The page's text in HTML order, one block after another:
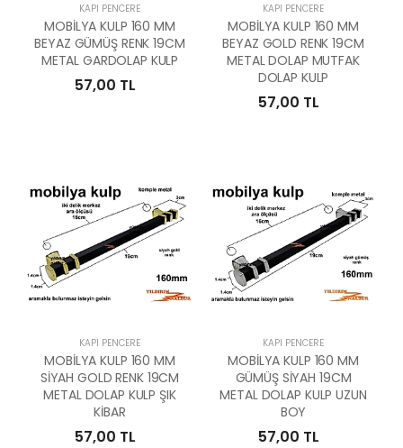
KAPI PENCERE
MOBİLYA KULP 160 MM
BEYAZ GÜMÜŞ RENK 19CM
METAL GARDOLAP KULP
57,00 TL
KAPI PENCERE
MOBİLYA KULP 160 MM
BEYAZ GOLD RENK 19CM
METAL DOLAP MUTFAK
DOLAP KULP
57,00 TL
KAPI PENCERE
MOBİLYA KULP 160 MM
SİYAH GOLD RENK 19CM
METAL DOLAP KULP ŞIK
KİBAR
57,00 TL
KAPI PENCERE
MOBİLYA KULP 160 MM
GÜMÜŞ SİYAH 19CM
METAL DOLAP KULP UZUN
BOY
57,00 TL